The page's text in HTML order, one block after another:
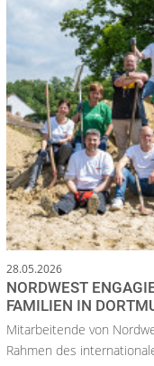
28.05.2026
NORDWEST
FAMILIEN IN
Mitarbeitende von
Rahmen des